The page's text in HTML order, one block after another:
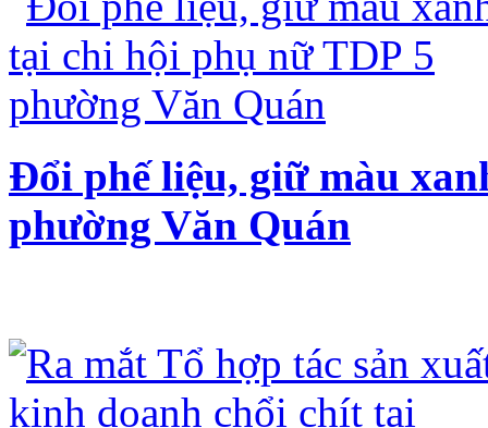
Đổi phế liệu, giữ màu
phường Văn Quán